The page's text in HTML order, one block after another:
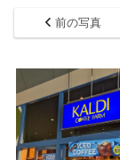
前の写真